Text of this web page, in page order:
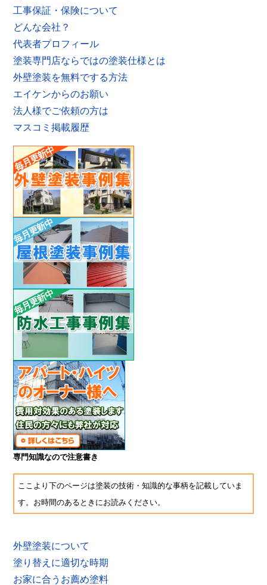
工事保証・保険について
どんな会社？
代表者プロフィール
塗装専門店ならではの塗装仕様とは
外壁塗装を無料でする方法
エイケンからのお願い
法人様でご依頼の方は
マスコミ掲載履歴
専門知識なので注意書き
ここより下のページは塗装の技術・知識的な事柄を記載していま
す。お時間のあるときにお読みください。
外壁塗装について
塗り替えに適切な時期
お家に合うお薦め塗料